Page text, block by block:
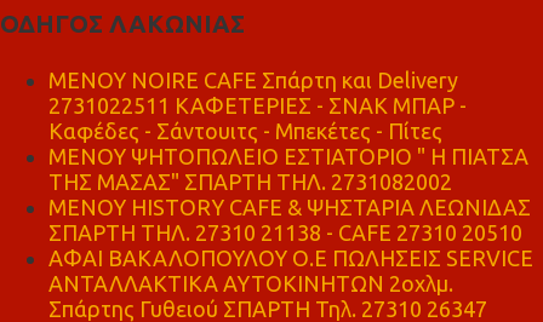
ΟΔΗΓΟΣ ΛΑΚΩΝΙΑΣ
MENOY NOIRE CAFE Σπάρτη και Delivery
2731022511 ΚΑΦΕΤΕΡΙΕΣ - ΣΝΑΚ ΜΠΑΡ -
Καφέδες - Σάντουιτς - Μπεκέτες - Πίτες
ΜΕΝΟΥ ΨΗΤΟΠΩΛΕΙΟ ΕΣΤΙΑΤΟΡΙΟ " Η ΠΙΑΤΣΑ
ΤΗΣ ΜΑΣΑΣ" ΣΠΑΡΤΗ ΤΗΛ. 2731082002
ΜΕΝΟΥ HISTORY CAFE & ΨΗΣΤΑΡΙΑ ΛΕΩΝΙΔΑΣ
ΣΠΑΡΤΗ ΤΗΛ. 27310 21138 - CAFE 27310 20510
ΑΦΑΙ ΒΑΚΑΛΟΠΟΥΛΟΥ Ο.Ε ΠΩΛΗΣΕΙΣ SERVICE
ΑΝΤΑΛΛΑΚΤΙΚΑ ΑΥΤΟΚΙΝΗΤΩΝ 2οχλμ.
Σπάρτης Γυθειού ΣΠΑΡΤΗ Τηλ. 27310 26347